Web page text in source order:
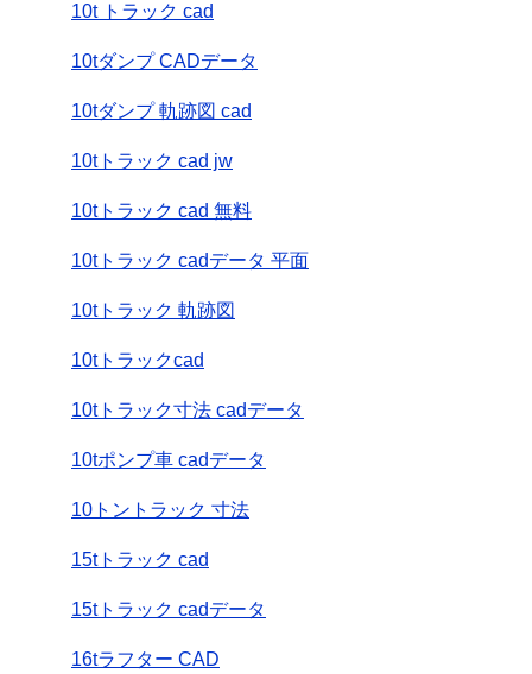
10t トラック cad
10tダンプ CADデータ
10tダンプ 軌跡図 cad
10tトラック cad jw
10tトラック cad 無料
10tトラック cadデータ 平面
10tトラック 軌跡図
10tトラックcad
10tトラック寸法 cadデータ
10tポンプ車 cadデータ
10トントラック 寸法
15tトラック cad
15tトラック cadデータ
16tラフター CAD